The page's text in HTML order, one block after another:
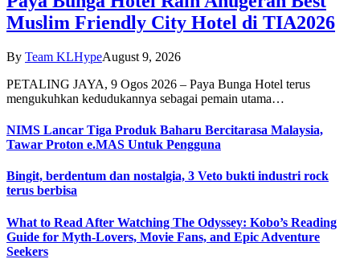
Muslim Friendly City Hotel di TIA2026
By Team KLHypeAugust 9, 2026
PETALING JAYA, 9 Ogos 2026 – Paya Bunga Hotel terus
mengukuhkan kedudukannya sebagai pemain utama…
NIMS Lancar Tiga Produk Baharu Bercitarasa Malaysia,
Tawar Proton e.MAS Untuk Pengguna
Bingit, berdentum dan nostalgia, 3 Veto bukti industri rock
terus berbisa
What to Read After Watching The Odyssey: Kobo’s Reading
Guide for Myth-Lovers, Movie Fans, and Epic Adventure
Seekers